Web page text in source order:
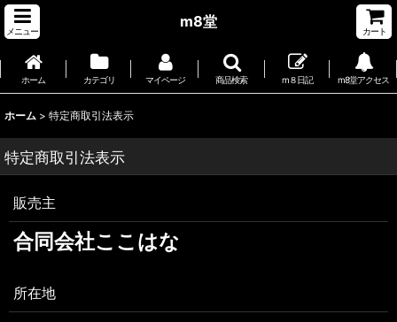
メニュー
m8堂
カート
ホーム カテゴリ マイページ 商品検索 m８日記 m8堂アクセス
ホーム > 特定商取引法表示
特定商取引法表示
販売主
合同会社ここはな
所在地